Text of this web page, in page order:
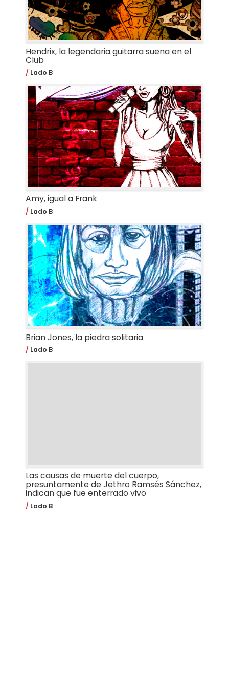
Hendrix, la legendaria guitarra suena en el
Club
Lado B
Amy, igual a Frank
Lado B
Brian Jones, la piedra solitaria
Lado B
Las causas de muerte del cuerpo,
presuntamente de Jethro Ramsés Sánchez,
indican que fue enterrado vivo
Lado B